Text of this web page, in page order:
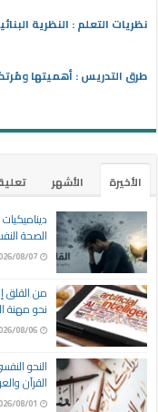
نظريات التعلم : النظرية
طرق التدريس : أهميتها
الأخيرة الأشهر
الصحة
08/07
من القلق
نحو مهنة
08/06
النحو
القرآن
08/01